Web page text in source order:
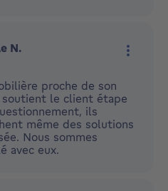
N.
proche de son
le client étape
ils
même des solutions
Nous sommes
avec eux.